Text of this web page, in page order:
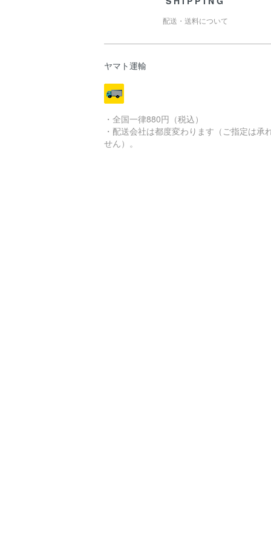
配送・送料について
ヤマト運輸
・全国一律880円（税込）
・配送会社は都度変わります（ご指定は承
せん）。